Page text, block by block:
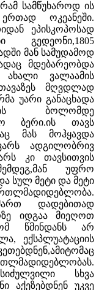
სამწუხაროდ ის
ოკეანეში.
ეპისკოპოსად
გედეონი,1805
მან სამუდამოდ
მდებარეობდა
ახალი ვალაამის
მღვდლად
უარი განაცხადა
ბოლომდე
ბერი.ის თავს
მას მოჰყავდა
ადგილობრივ
კი თავსითვის
უფრო
სულ მეტი და მეტი
დადებითად
იდგაა მიეღოთ
წმინდანს არ
ექსპლუატაციის
სხვა
აქეზებდნენ უკვე